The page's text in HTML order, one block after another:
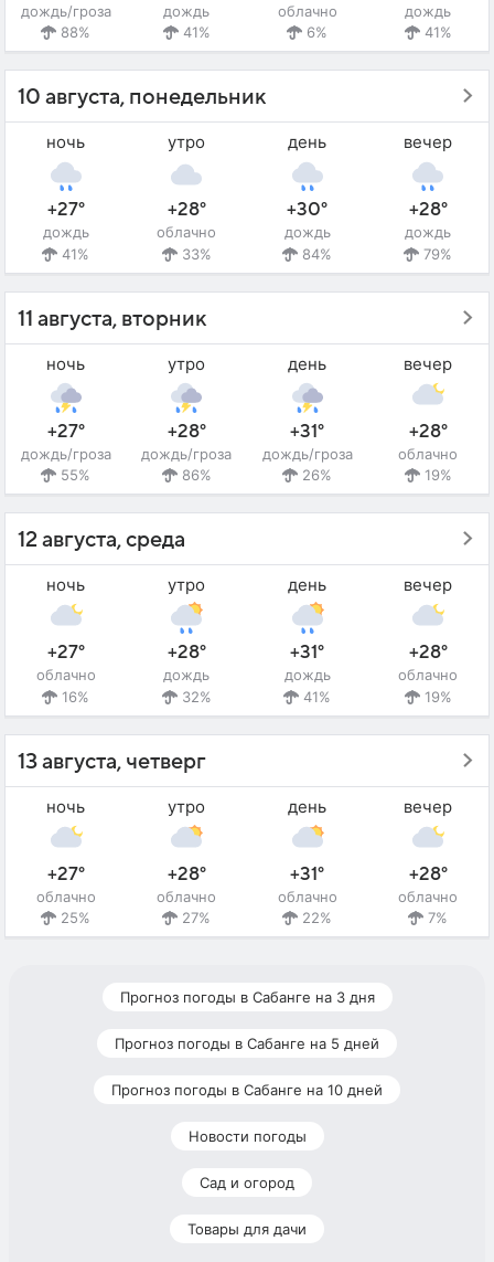
дождь/гроза
88%
дождь
41%
облачно
6%
дождь
41%
10 августа, понедельник
ночь
+27°
дождь
41%
утро
+28°
облачно
33%
день
+30°
дождь
84%
вечер
+28°
дождь
79%
11 августа, вторник
ночь
+27°
дождь/гроза
55%
утро
+28°
дождь/гроза
86%
день
+31°
дождь/гроза
26%
вечер
+28°
облачно
19%
12 августа, среда
ночь
+27°
облачно
16%
утро
+28°
дождь
32%
день
+31°
дождь
41%
вечер
+28°
облачно
19%
13 августа, четверг
ночь
+27°
облачно
25%
утро
+28°
облачно
27%
день
+31°
облачно
22%
вечер
+28°
облачно
7%
Прогноз погоды в Сабанге на 3 дня
Прогноз погоды в Сабанге на 5 дней
Прогноз погоды в Сабанге на 10 дней
Новости погоды
Сад и огород
Товары для дачи